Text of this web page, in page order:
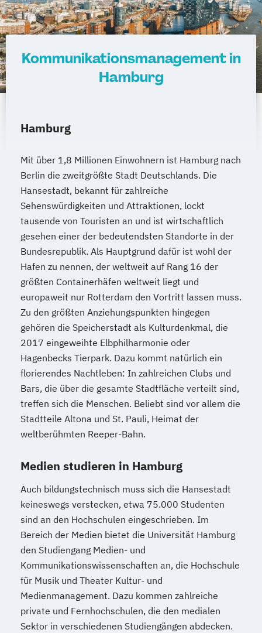
Kommunikationsmanagement in
Hamburg
Hamburg
Mit über 1,8 Millionen Einwohnern ist Hamburg nach
Berlin die zweitgrößte Stadt Deutschlands. Die
Hansestadt, bekannt für zahlreiche
Sehenswürdigkeiten und Attraktionen, lockt
tausende von Touristen an und ist wirtschaftlich
gesehen einer der bedeutendsten Standorte in der
Bundesrepublik. Als Hauptgrund dafür ist wohl der
Hafen zu nennen, der weltweit auf Rang 16 der
größten Containerhäfen weltweit liegt und
europaweit nur Rotterdam den Vortritt lassen muss.
Zu den größten Anziehungspunkten hingegen
gehören die Speicherstadt als Kulturdenkmal, die
2017 eingeweihte Elbphilharmonie oder
Hagenbecks Tierpark. Dazu kommt natürlich ein
florierendes Nachtleben: In zahlreichen Clubs und
Bars, die über die gesamte Stadtfläche verteilt sind,
treffen sich die Menschen. Beliebt sind vor allem die
Stadtteile Altona und St. Pauli, Heimat der
weltberühmten Reeper-Bahn.
Medien studieren in Hamburg
Auch bildungstechnisch muss sich die Hansestadt
keineswegs verstecken, etwa 75.000 Studenten
sind an den Hochschulen eingeschrieben. Im
Bereich der Medien bietet die Universität Hamburg
den Studiengang Medien- und
Kommunikationswissenschaften an, die Hochschule
für Musik und Theater Kultur- und
Medienmanagement. Dazu kommen zahlreiche
private und Fernhochschulen, die den medialen
Sektor in verschiedenen Studiengängen abdecken.